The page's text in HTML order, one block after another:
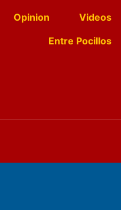
Opinion
Videos
Entre Pocillos